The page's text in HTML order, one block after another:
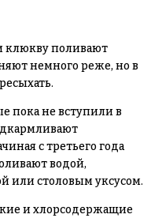
клюкву поливают
немного реже, но в
пока не вступили в
с третьего года
водой,
или столовым уксусом.
и хлорсодержащие